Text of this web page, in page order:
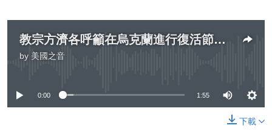
VOA 60秒 (國際)
美國專訊
視頻存檔
時事經緯
新聞音頻
海外港人
美國透視
關注我們
教宗方濟各呼籲在烏克蘭進行復活節休戰
by 美國之音
0:00 1:55
下載